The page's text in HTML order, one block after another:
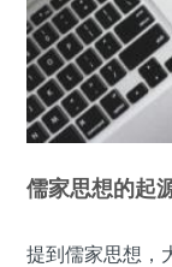
儒家思想的起
提到儒家思想，